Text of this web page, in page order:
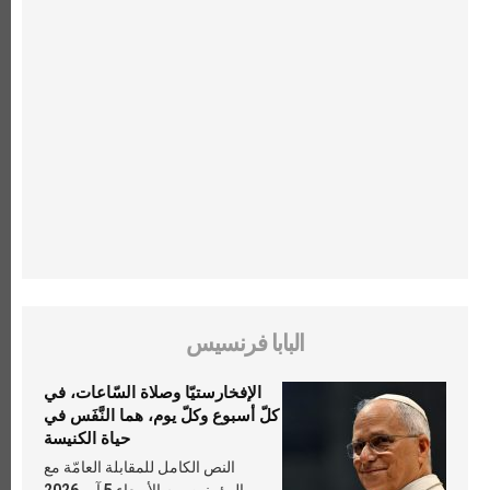
البابا فرنسيس
الإفخارستيّا وصلاة السّاعات، في
كلّ أسبوع وكلّ يوم، هما النَّفَس في
حياة الكنيسة
النص الكامل للمقابلة العامّة مع